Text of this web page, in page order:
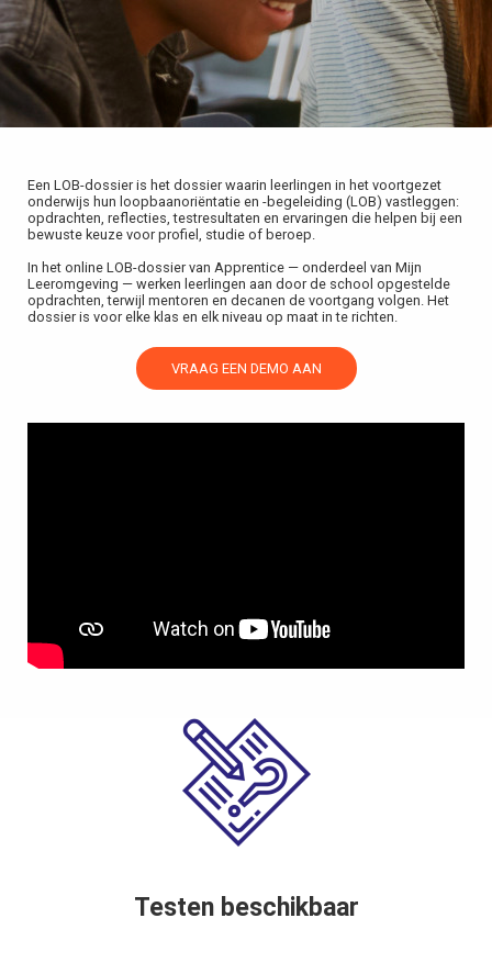
Een LOB-dossier is het dossier waarin leerlingen in het voortgezet
onderwijs hun loopbaanoriëntatie en -begeleiding (LOB) vastleggen:
opdrachten, reflecties, testresultaten en ervaringen die helpen bij een
bewuste keuze voor profiel, studie of beroep.
In het online LOB-dossier van Apprentice — onderdeel van Mijn
Leeromgeving — werken leerlingen aan door de school opgestelde
opdrachten, terwijl mentoren en decanen de voortgang volgen. Het
dossier is voor elke klas en elk niveau op maat in te richten.
VRAAG EEN DEMO AAN
Testen beschikbaar
kan de
niet
om
over
van
op